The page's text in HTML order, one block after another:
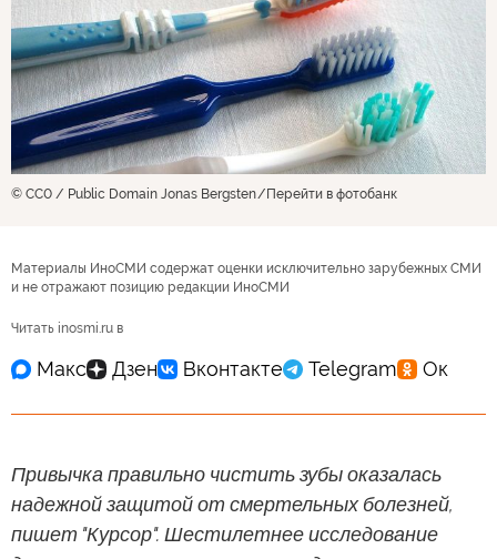
© CC0 / Public Domain Jonas Bergsten Перейти в фотобанк
Материалы ИноСМИ содержат оценки исключительно зарубежных СМИ
и не отражают позицию редакции ИноСМИ
Читать inosmi.ru в
Привычка правильно чистить зубы оказалась
надежной защитой от смертельных болезней,
пишет "Курсор". Шестилетнее исследование